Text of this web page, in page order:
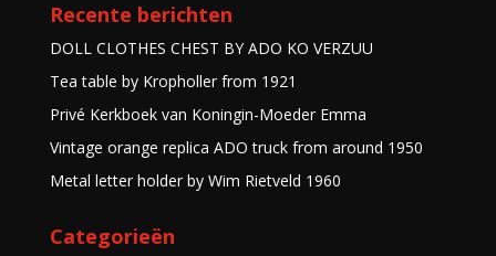
Recente berichten
DOLL CLOTHES CHEST BY ADO KO VERZUU
Tea table by Kropholler from 1921
Privé Kerkboek van Koningin-Moeder Emma
Vintage orange replica ADO truck from around 1950
Metal letter holder by Wim Rietveld 1960
Categorieën